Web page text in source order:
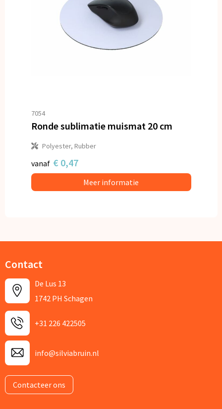
7054
Ronde sublimatie muismat 20 cm
Polyester, Rubber
vanaf € 0,47
Meer informatie
Contact
De Lus 13
1742 PH Schagen
+31 226 422505
info@silviabruin.nl
Contacteer ons